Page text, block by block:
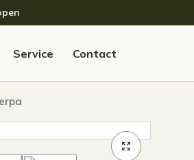
Service Contact